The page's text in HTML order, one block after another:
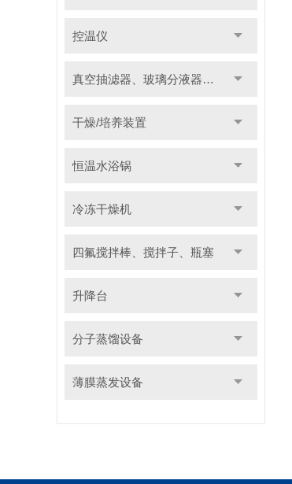
控温仪
真空抽滤器、玻璃分液器系列
干燥/培养装置
恒温水浴锅
冷冻干燥机
四氟搅拌棒、搅拌子、瓶塞
升降台
分子蒸馏设备
薄膜蒸发设备